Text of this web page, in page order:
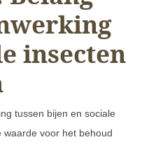
insecten
tussen bijen en sociale
waarde voor het behoud